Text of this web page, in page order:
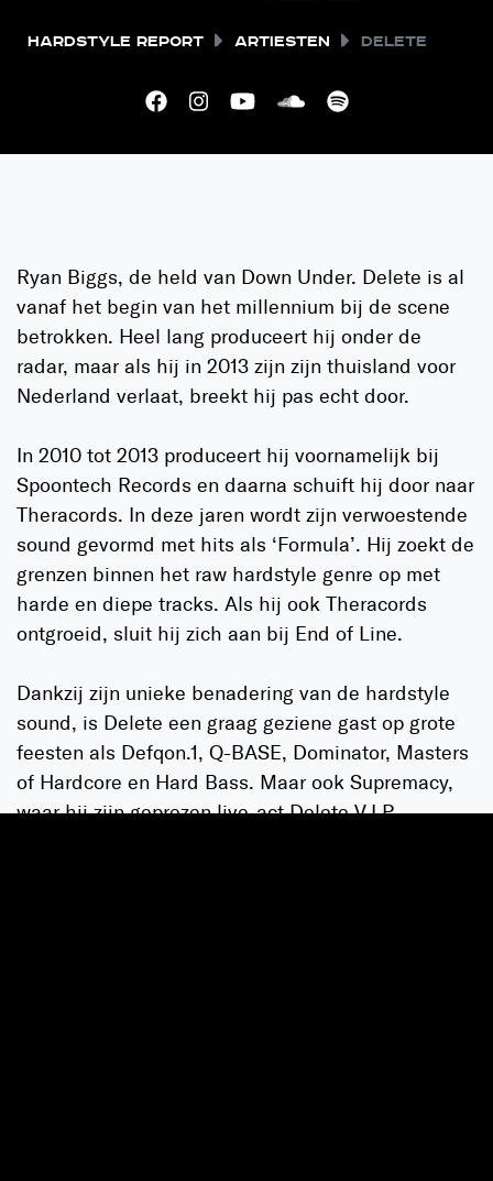
Hardstyle Report Artiesten Delete
Ryan Biggs, de held van Down Under. Delete is al
vanaf het begin van het millennium bij de scene
betrokken. Heel lang produceert hij onder de
radar, maar als hij in 2013 zijn zijn thuisland voor
Nederland verlaat, breekt hij pas echt door.
In 2010 tot 2013 produceert hij voornamelijk bij
Spoontech Records en daarna schuift hij door naar
Theracords. In deze jaren wordt zijn verwoestende
sound gevormd met hits als ‘Formula’. Hij zoekt de
grenzen binnen het raw hardstyle genre op met
harde en diepe tracks. Als hij ook Theracords
ontgroeid, sluit hij zich aan bij End of Line.
Dankzij zijn unieke benadering van de hardstyle
sound, is Delete een graag geziene gast op grote
feesten als Defqon.1, Q-BASE, Dominator, Masters
of Hardcore en Hard Bass. Maar ook Supremacy,
waar hij zijn geprezen live-act Delete V.I.P.